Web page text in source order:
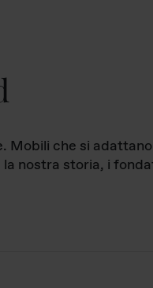
Mobili che si
nostra storia, i